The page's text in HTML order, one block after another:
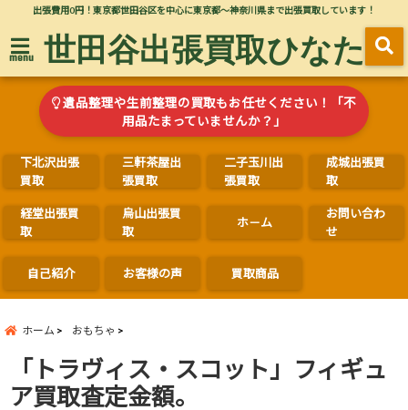
出張費用0円！東京都世田谷区を中心に東京都～神奈川県まで出張買取しています！
menu 世田谷出張買取ひなた
遺品整理や生前整理の買取もお任せください！「不
用品たまっていませんか？」
下北沢出張
買取
三軒茶屋出
張買取
二子玉川出
張買取
成城出張買
取
経堂出張買
取
烏山出張買
取
ホ－ム
お問い合わ
せ
自己紹介 お客様の声 買取商品
ホーム おもちゃ
「トラヴィス・スコット」フィギュ
ア買取査定金額。